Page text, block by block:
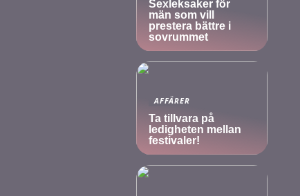
Sexleksaker för
män som vill
prestera bättre i
sovrummet
AFFÄRER
Ta tillvara på
ledigheten mellan
festivaler!